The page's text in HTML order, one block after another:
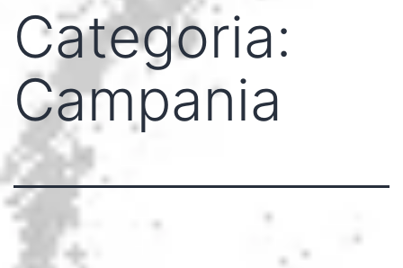
Categoria:
Campania